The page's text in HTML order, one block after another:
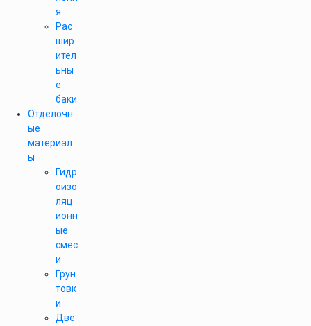
я
Рас
шир
ител
ьны
е
баки
Отделочн
ые
материал
ы
Гидр
оизо
ляц
ионн
ые
смес
и
Грун
товк
и
Две